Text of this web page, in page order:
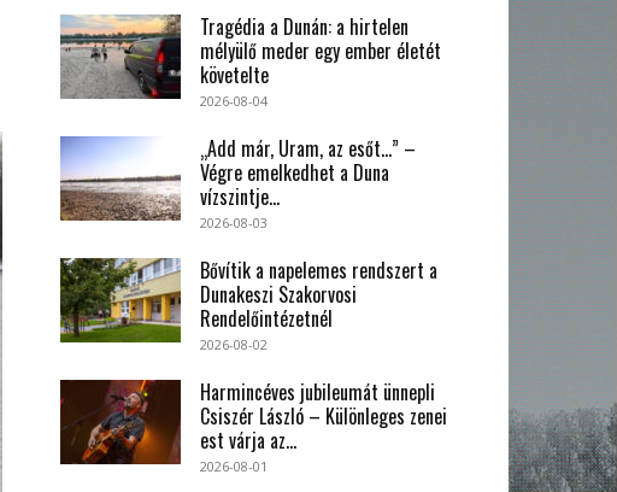
Tragédia a Dunán: a hirtelen
mélyülő meder egy ember életét
követelte
2026-08-04
„Add már, Uram, az esőt…” –
Végre emelkedhet a Duna
vízszintje...
2026-08-03
Bővítik a napelemes rendszert a
Dunakeszi Szakorvosi
Rendelőintézetnél
2026-08-02
Harmincéves jubileumát ünnepli
Csiszér László – Különleges zenei
est várja az...
2026-08-01